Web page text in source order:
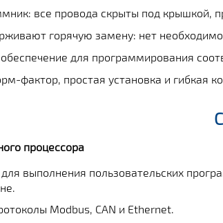
все провода скрыты под крышкой,
горячую замену: нет
для программирования
фактор, простая установка и гибкая
процессора
выполнения пользовательских
Modbus, CAN и Ethernet.